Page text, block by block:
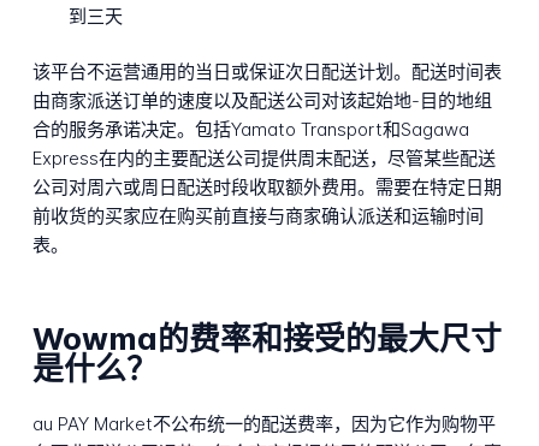
到三天
该平台不运营通用的当日或保证次日配送计划。配送时间表
由商家派送订单的速度以及配送公司对该起始地-目的地组
合的服务承诺决定。包括Yamato Transport和Sagawa
Express在内的主要配送公司提供周末配送，尽管某些配送
公司对周六或周日配送时段收取额外费用。需要在特定日期
前收货的买家应在购买前直接与商家确认派送和运输时间
表。
Wowma的费率和接受的最大尺寸
是什么？
au PAY Market不公布统一的配送费率，因为它作为购物平